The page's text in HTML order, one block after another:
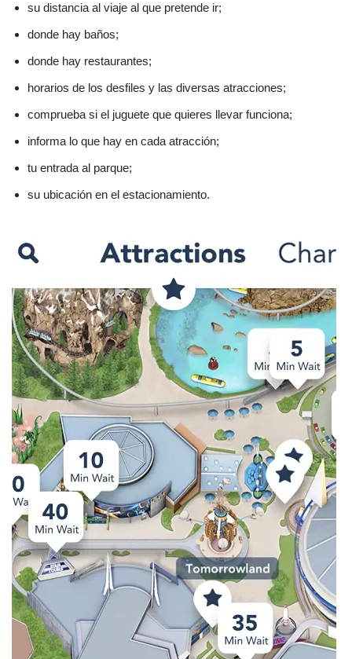
su distancia al viaje al que pretende ir;
donde hay baños;
donde hay restaurantes;
horarios de los desfiles y las diversas atracciones;
comprueba si el juguete que quieres llevar funciona;
informa lo que hay en cada atracción;
tu entrada al parque;
su ubicación en el estacionamiento.